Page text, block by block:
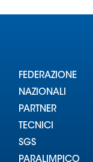
FEDERAZIONE
NAZIONALI
PARTNER
TECNICI
SGS
PARALIMPICO